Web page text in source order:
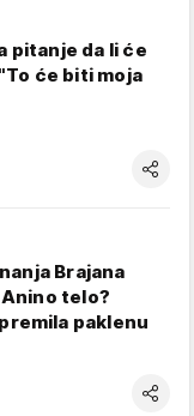
pitanje da li će
će biti moja
Brajana
telo?
paklenu